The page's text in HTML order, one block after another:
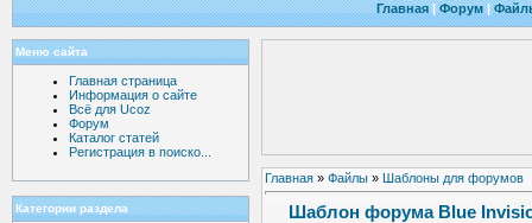
Главная | Форум |
Меню сайта
Главная страница
Информация о сайте
Всё для Ucoz
Форум
Каталог статей
Регистрация в поиско...
Категории раздела
Главная » Файлы » Шаблоны для форумов
Шаблон форума Blue